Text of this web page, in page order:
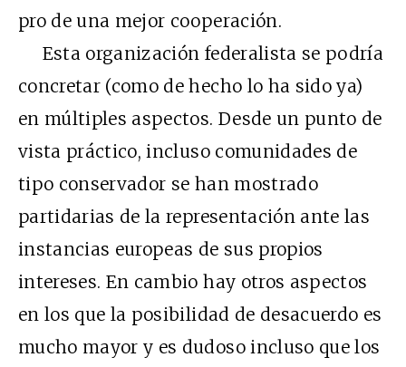
pro de una mejor cooperación.
Esta organización federalista se podría
concretar (como de hecho lo ha sido ya)
en múltiples aspectos. Desde un punto de
vista práctico, incluso comunidades de
tipo conservador se han mostrado
partidarias de la representación ante las
instancias europeas de sus propios
intereses. En cambio hay otros aspectos
en los que la posibilidad de desacuerdo es
mucho mayor y es dudoso incluso que los